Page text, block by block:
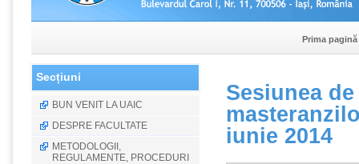
Prima pagină
Secțiuni
BUN VENIT LA UAIC
DESPRE FACULTATE
METODOLOGII,
REGULAMENTE, PROCEDURI
Sesiunea
iunie 2014